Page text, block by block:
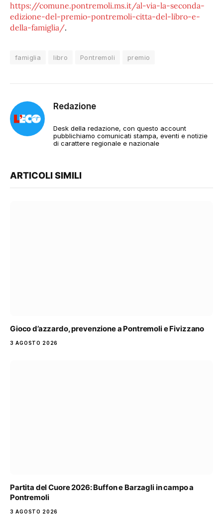
https://comune.pontremoli.ms.it/al-via-la-seconda-
edizione-del-premio-pontremoli-citta-del-libro-e-
della-famiglia/.
famiglia libro Pontremoli premio
Redazione
Desk della redazione, con questo account
pubblichiamo comunicati stampa, eventi e notizie
di carattere regionale e nazionale
ARTICOLI SIMILI
Gioco d’azzardo, prevenzione a Pontremoli e Fivizzano
3 AGOSTO 2026
Partita del Cuore 2026: Buffon e Barzagli in campo a
Pontremoli
3 AGOSTO 2026